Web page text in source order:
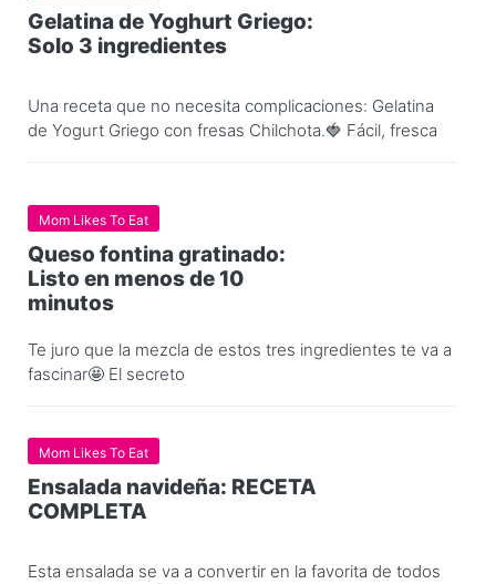
Gelatina de Yoghurt Griego:
Solo 3 ingredientes
Una receta que no necesita complicaciones: Gelatina
de Yogurt Griego con fresas Chilchota.🍓 Fácil, fresca
Mom Likes To Eat
Queso fontina gratinado:
Listo en menos de 10
minutos
Te juro que la mezcla de estos tres ingredientes te va a
fascinar🤩 El secreto
Mom Likes To Eat
Ensalada navideña: RECETA
COMPLETA
Esta ensalada se va a convertir en la favorita de todos